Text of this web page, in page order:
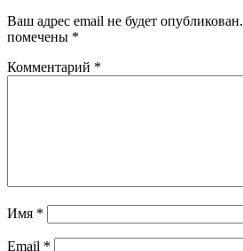
Ваш адрес email не будет опубликован.
помечены *
Комментарий *
Имя *
Email *